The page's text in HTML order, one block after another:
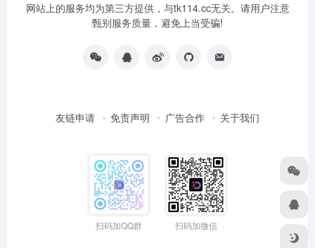
网站上的服务均为第三方提供，与tk114.cc无关。请用户注意
甄别服务质量，避免上当受骗!
友链申请 免责声明 广告合作 关于我们
扫码加QQ群 扫码加微信